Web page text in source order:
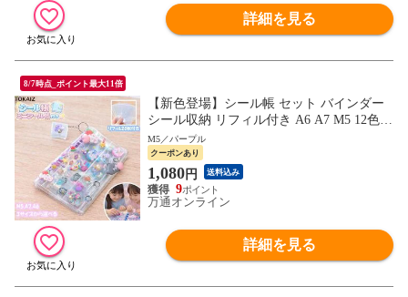
詳細を見る
8/7時点_ポイント最大11倍
【新色登場】シール帳 セット バインダー
シール収納 リフィル付き A6 A7 M5 12色
クリア シールバインダー 手帳 持ち運び ミ
ニサイズ 透明 推し活グッズ ステッカー 収
納ファイル
M5／パープル
クーポンあり
1,080円 送料込み
9
万通オンライン
詳細を見る